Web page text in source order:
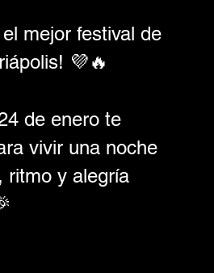
el mejor festival de
💜🔥
de enero te
vivir una noche
ritmo y alegría